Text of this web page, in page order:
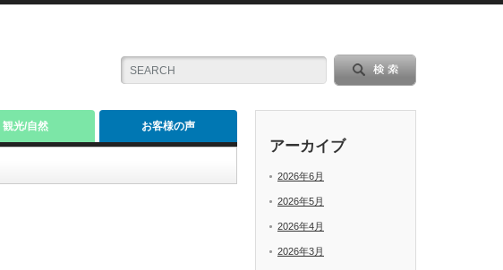
観光/自然 お客様の声
アーカイブ
2026年6月
2026年5月
2026年4月
2026年3月